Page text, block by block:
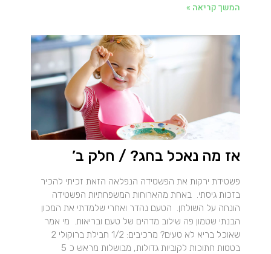
המשך קריאה »
אז מה נאכל בחג? / חלק ב’
פשטידת ירקות את הפשטידה הנפלאה הזאת זכיתי להכיר
בזכות גיסתי. באחת מהארוחות המשפחתיות הפשטידה
הונחה על השולחן. הטעם נהדר ואחרי שלמדתי את המכון
הבנתי שטמון פה שילוב מדהים של טעם ובריאות. מי אמר
שאוכל בריא לא טעים? מרכיבים: 1/2 חבילת ברוקולי 2
בטטות חתוכות לקוביות גדולות, מבושלות מראש כ 5